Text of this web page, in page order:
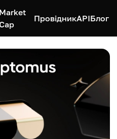
Market
ПровідникAPIБлог